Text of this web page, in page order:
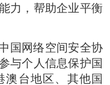
力，帮助企业平衡
国网络空间安全协
与个人信息保护国
澳台地区、其他国